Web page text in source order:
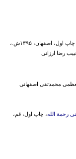
، چاپ اول، اصفهان، ۱۳۹۵ش.،
رضا ارزانی
محمدتقی اصفهانی
رحمة الله، چاپ اول، قم،